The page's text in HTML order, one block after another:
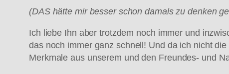
(DAS hätte mir besser schon damals zu denken
Ich liebe Ihn aber trotzdem noch immer und
das noch immer ganz schnell! Und da ich nicht
Merkmale aus unserem und den Freundes- und